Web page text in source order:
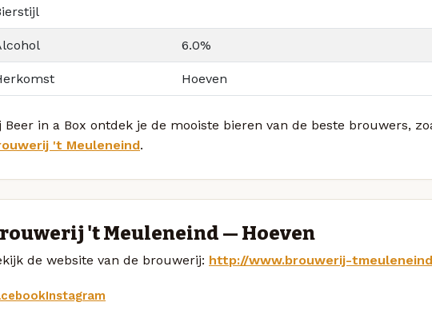
6.0%
Hoeven
Beer in a Box ontdek je de mooiste bieren van de beste brouwers,
't Meuleneind.
't Meuleneind — Hoeven
de website van de brouwerij: http://www.brouwerij-
Instagram